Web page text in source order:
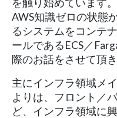
を触り始めています。
AWS知識ゼロの状態
るシステムをコンテ
ールであるECS／
際のお話をさせて頂き
主にインフラ領域メ
よりは、フロント／
ど、インフラ領域に